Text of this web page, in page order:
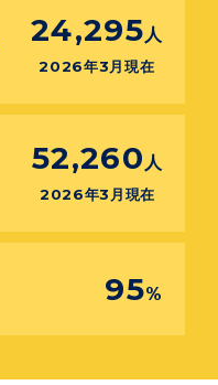
24,295 人
2026年3月現在
52,260 人
2026年3月現在
95%